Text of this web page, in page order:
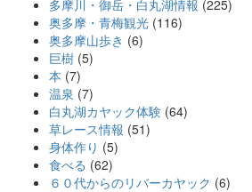
多摩川・御岳・白丸湖情報 (225)
奥多摩・青梅観光 (116)
奥多摩山歩き (6)
巨樹 (5)
本 (7)
温泉 (7)
白丸湖カヤック体験 (64)
草レース情報 (51)
身体作り (5)
食べる (62)
６０代からのリバーカヤック (6)